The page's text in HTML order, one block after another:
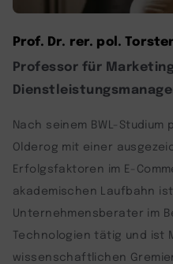
Prof. Dr. rer. pol.
Professor für
Nach seinem BWL-
Olderog mit einer
Erfolgsfaktoren im E-
akademischen Laufbahn
Unternehmensberater im
Technologien tätig und ist
wissenschaftlichen